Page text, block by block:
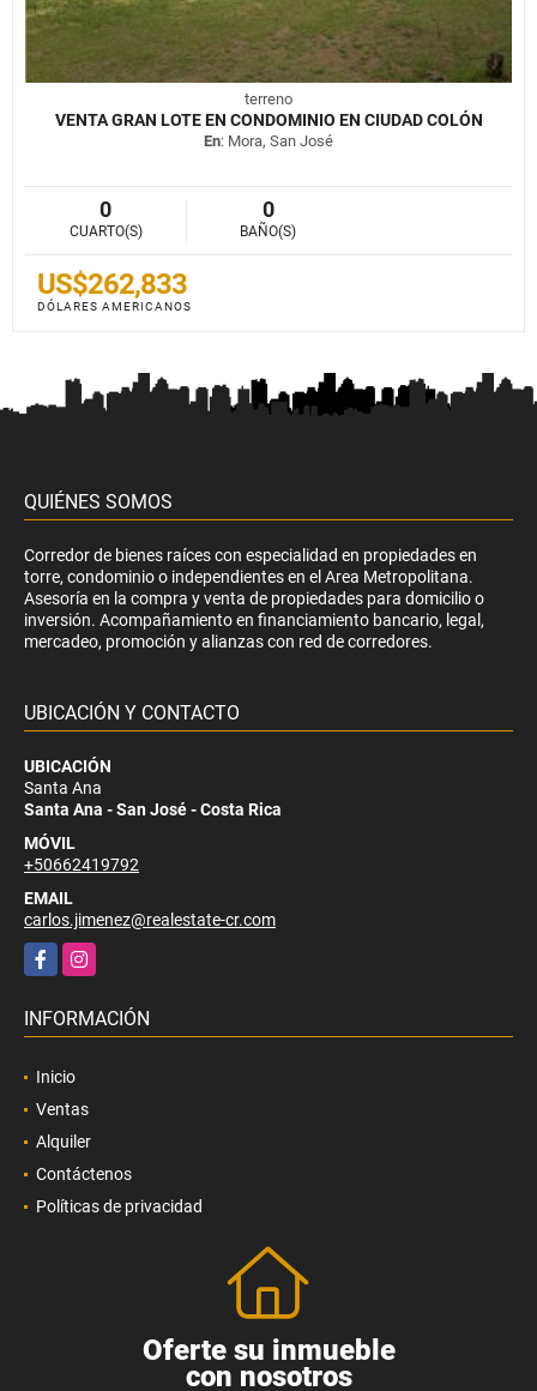
terreno
VENTA GRAN LOTE EN CONDOMINIO EN CIUDAD COLÓN
En: Mora, San José
0
CUARTO(S)
0
BAÑO(S)
US$262,833
DÓLARES AMERICANOS
QUIÉNES SOMOS
Corredor de bienes raíces con especialidad en propiedades en
torre, condominio o independientes en el Area Metropolitana.
Asesoría en la compra y venta de propiedades para domicilio o
inversión. Acompañamiento en financiamiento bancario, legal,
mercadeo, promoción y alianzas con red de corredores.
UBICACIÓN Y CONTACTO
UBICACIÓN
Santa Ana
Santa Ana - San José - Costa Rica
MÓVIL
+50662419792
EMAIL
carlos.jimenez@realestate-cr.com
FacebookInstagram
INFORMACIÓN
Inicio
Ventas
Alquiler
Contáctenos
Políticas de privacidad
Oferte su inmueble
con nosotros